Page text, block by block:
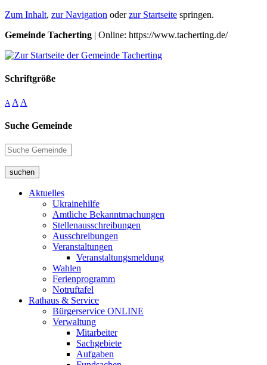
Zum Inhalt, zur Navigation oderzur Startseite springen.
Gemeinde Tacherting | Online: https://www.tacherting.de/
Schriftgröße
A A A
Suche Gemeinde
suchen
Aktuelles
Ukrainehilfe
Amtliche Bekanntmachungen
Stellenausschreibungen
Ausschreibungen
Veranstaltungen
Veranstaltungsmeldung
Wahlen
Ferienprogramm
Notruftafel
Rathaus & Service
Bürgerservice ONLINE
Verwaltung
Mitarbeiter
Sachgebiete
Aufgaben